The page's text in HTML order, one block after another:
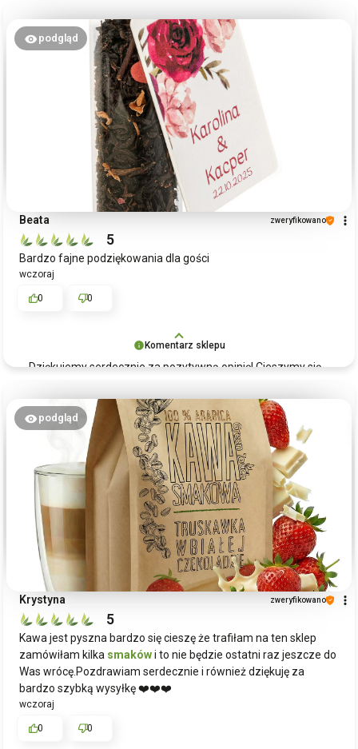
Komentarz sklepu
Dziękujemy serdecznie za pozytywną opinię! Cieszymy się,
gości przypadła Pani do gustu. Staramy się, aby nasze
produkty były nie tylko estetyczne, ale i wyjątkowe, dlatego
takie komentarze są dla nas bardzo cenne. Pozdrawiamy
podgląd
Beata zweryfikowano
5
Bardzo fajne podziękowania dla gości
wczoraj
0 0
podgląd
Krystyna zweryfikowano
5
Kawa jest pyszna bardzo się cieszę że trafiłam na ten sklep
zamówiłam kilka smakówi to nie będzie ostatni raz jeszcze do
Was wrócę.Pozdrawiam serdecznie i również dziękuję za
bardzo szybką wysyłkę ❤️❤️❤️
wczoraj
0 0